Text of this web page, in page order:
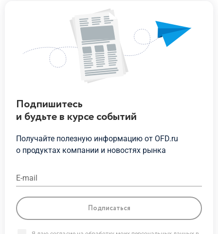
Подпишитесь
и будьтев курсесобытий
Получайте полезную информацию от OFD.ru
о продуктах компании и новостях рынка
E-mail
Подписаться